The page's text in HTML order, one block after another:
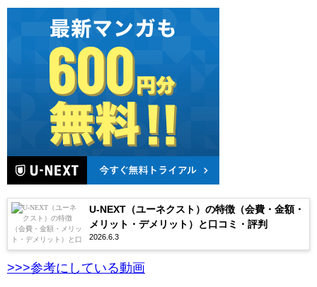
U-NEXT（ユーネクスト）の特徴（会費・金額・
メリット・デメリット）と口コミ・評判
2026.6.3
>>>参考にしている動画